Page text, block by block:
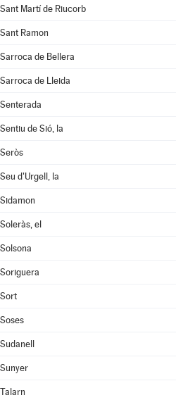
Sant Martí de Riucorb
Sant Ramon
Sarroca de Bellera
Sarroca de Lleida
Senterada
Sentiu de Sió, la
Seròs
Seu d'Urgell, la
Sidamon
Soleràs, el
Solsona
Soriguera
Sort
Soses
Sudanell
Sunyer
Talarn